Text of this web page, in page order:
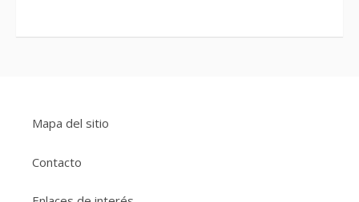
Mapa del sitio
Contacto